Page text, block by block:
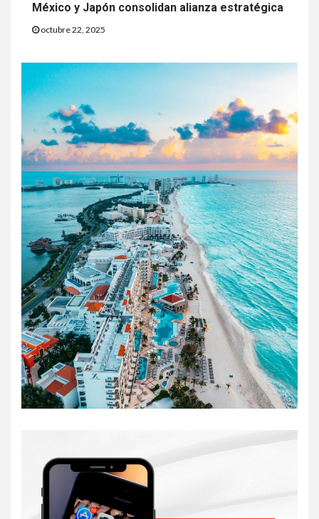
México y Japón consolidan alianza estratégica
octubre 22, 2025